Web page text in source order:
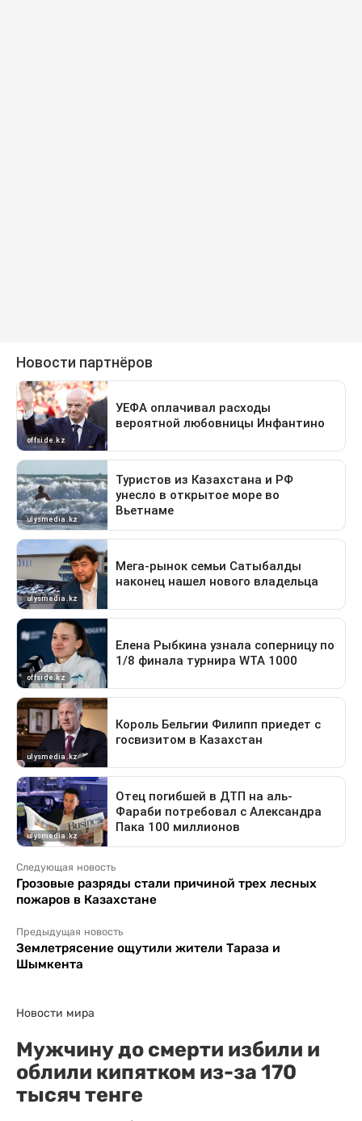
Следующая новость
Грозовые разряды стали причиной трех лесных
пожаров в Казахстане
Предыдущая новость
Землетрясение ощутили жители Тараза и
Шымкента
Новости мира
Мужчину до смерти избили и
облили кипятком из-за 170
тысяч тенге